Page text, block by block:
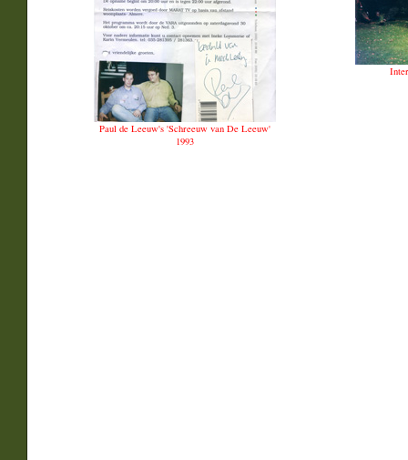
Paul de Leeuw's 'Schreeuw van De Leeuw'
1993